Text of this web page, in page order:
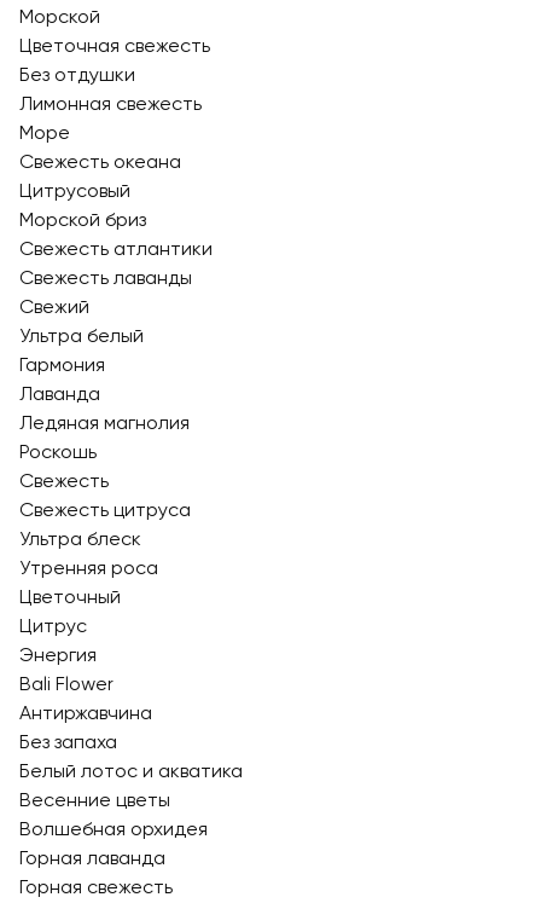
Морской
Цветочная свежесть
Без отдушки
Лимонная свежесть
Море
Свежесть океана
Цитрусовый
Морской бриз
Свежесть атлантики
Свежесть лаванды
Свежий
Ультра белый
Гармония
Лаванда
Ледяная магнолия
Роскошь
Свежесть
Свежесть цитруса
Ультра блеск
Утренняя роса
Цветочный
Цитрус
Энергия
Bali Flower
Антиржавчина
Без запаха
Белый лотос и акватика
Весенние цветы
Волшебная орхидея
Горная лаванда
Горная свежесть